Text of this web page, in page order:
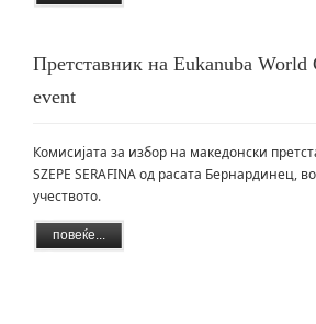
Претставник на Eukanuba
event
Комисијата за избор на македонски
SZEPE SERAFINA од расата Бернардинец,
учеството.
повеќе...